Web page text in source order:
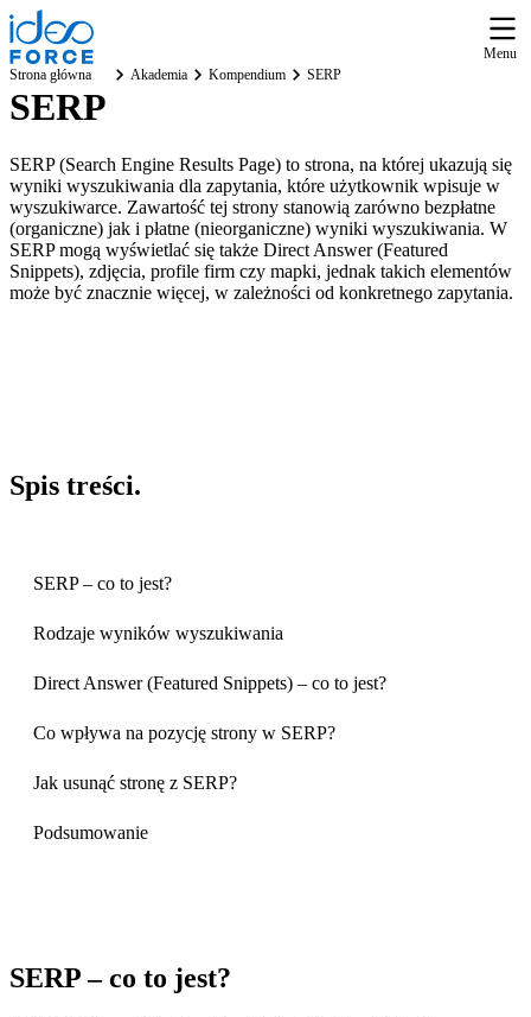
Menu
Strona główna
Akademia Kompendium SERP
SERP
SERP (Search Engine Results Page) to strona, na której ukazują się
wyniki wyszukiwania dla zapytania, które użytkownik wpisuje w
wyszukiwarce. Zawartość tej strony stanowią zarówno bezpłatne
(organiczne) jak i płatne (nieorganiczne) wyniki wyszukiwania. W
SERP mogą wyświetlać się także Direct Answer (Featured
Snippets), zdjęcia, profile firm czy mapki, jednak takich elementów
może być znacznie więcej, w zależności od konkretnego zapytania.
Spis treści.
SERP – co to jest?
Rodzaje wyników wyszukiwania
Direct Answer (Featured Snippets) – co to jest?
Co wpływa na pozycję strony w SERP?
Jak usunąć stronę z SERP?
Podsumowanie
SERP – co to jest?